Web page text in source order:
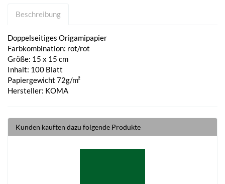
Beschreibung
Doppelseitiges Origamipapier
Farbkombination: rot/rot
Größe: 15 x 15 cm
Inhalt: 100 Blatt
Papiergewicht 72g/m²
Hersteller: KOMA
Kunden kauften dazu folgende Produkte